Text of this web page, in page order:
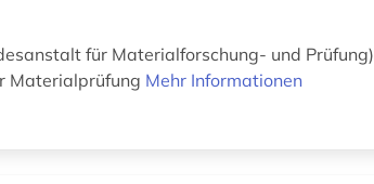
für Materialforschung- und Prüfung)
Materialprüfung Mehr Informationen